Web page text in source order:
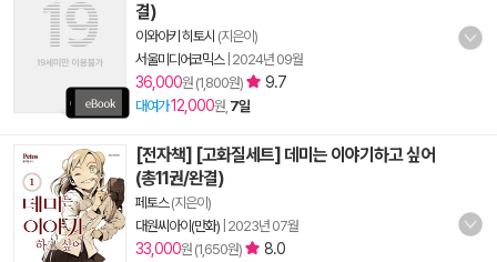
결)
이와아키 히토시 (지은이)
서울미디어코믹스| 2024년 09월
36,000원 (1,800원) 9.7
대여가12,000원, 7일
[전자책] [고화질세트] 데미는 이야기하고 싶어
(총11권/완결)
페토스(지은이)
대원씨아이(만화) 2023년 07월
33,000원 (1,650원) 8.0